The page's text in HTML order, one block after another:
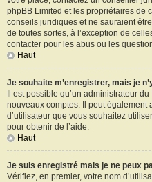
phpBB Limited et les propriétaires de
conseils juridiques et ne sauraient
de toutes sortes, à l’exception de
contacter pour les abus ou les
Haut
Je souhaite m’enregistrer, mais je
Il est possible qu’un administrateur
nouveaux comptes. Il peut également
d’utilisateur que vous souhaitez
pour obtenir de l’aide.
Haut
Je suis enregistré mais je ne peux
Vérifiez, en premier, votre nom